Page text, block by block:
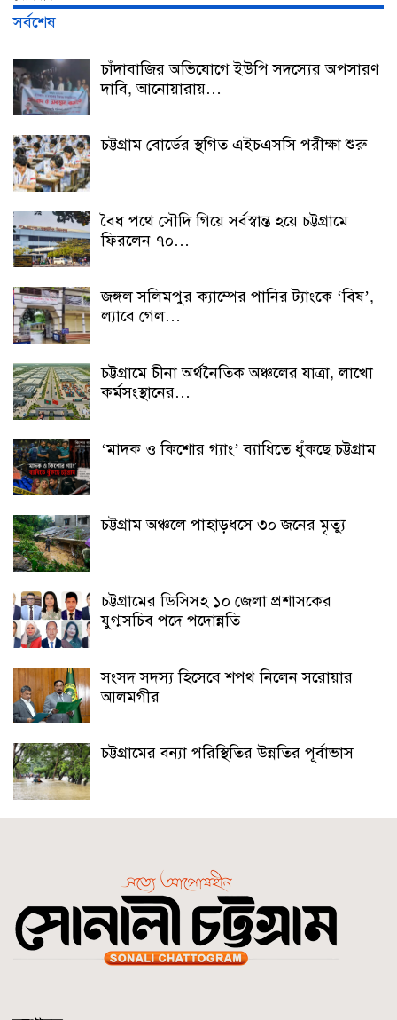
সর্বশেষ
চাঁদাবাজির অভিযোগে ইউপি সদস্যের অপসারণ
দাবি, আনোয়ারায়…
চট্টগ্রাম বোর্ডের স্থগিত এইচএসসি পরীক্ষা শুরু
বৈধ পথে সৌদি গিয়ে সর্বস্বান্ত হয়ে চট্টগ্রামে
ফিরলেন ৭০…
জঙ্গল সলিমপুর ক্যাম্পের পানির ট্যাংকে ‘বিষ’,
ল্যাবে গেল…
চট্টগ্রামে চীনা অর্থনৈতিক অঞ্চলের যাত্রা, লাখো
কর্মসংস্থানের…
‘মাদক ও কিশোর গ্যাং’ ব্যাধিতে ধুঁকছে চট্টগ্রাম
চট্টগ্রাম অঞ্চলে পাহাড়ধসে ৩০ জনের মৃত্যু
চট্টগ্রামের ডিসিসহ ১০ জেলা প্রশাসকের
যুগ্মসচিব পদে পদোন্নতি
সংসদ সদস্য হিসেবে শপথ নিলেন সরোয়ার
আলমগীর
চট্টগ্রামের বন্যা পরিস্থিতির উন্নতির পূর্বাভাস